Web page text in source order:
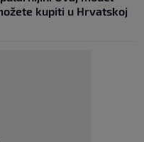
kupiti u Hrvatskoj